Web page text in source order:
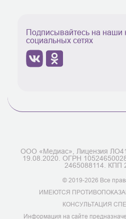
Подписывайтесь на наши
социальных сетях
ООО «Медиас», Лицензия
19.08.2020. ОГРН
2465088114. КПП
© 2019-2026 Все
ИМЕЮТСЯ
КОНСУЛЬТАЦИЯ
Информация на сайте